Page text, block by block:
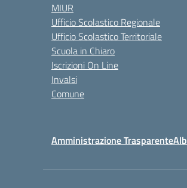
MIUR
Ufficio Scolastico Regionale
Ufficio Scolastico Territoriale
Scuola in Chiaro
Iscrizioni On Line
Invalsi
Comune
Amministrazione Trasparente